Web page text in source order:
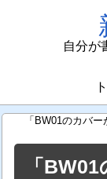
自分が
「BW01のカバ
「